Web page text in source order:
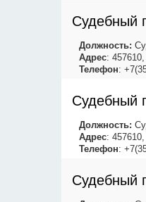
Судебный
Должность:
Адрес:
Телефон:
Судебный
Должность:
Адрес:
Телефон:
Судебный